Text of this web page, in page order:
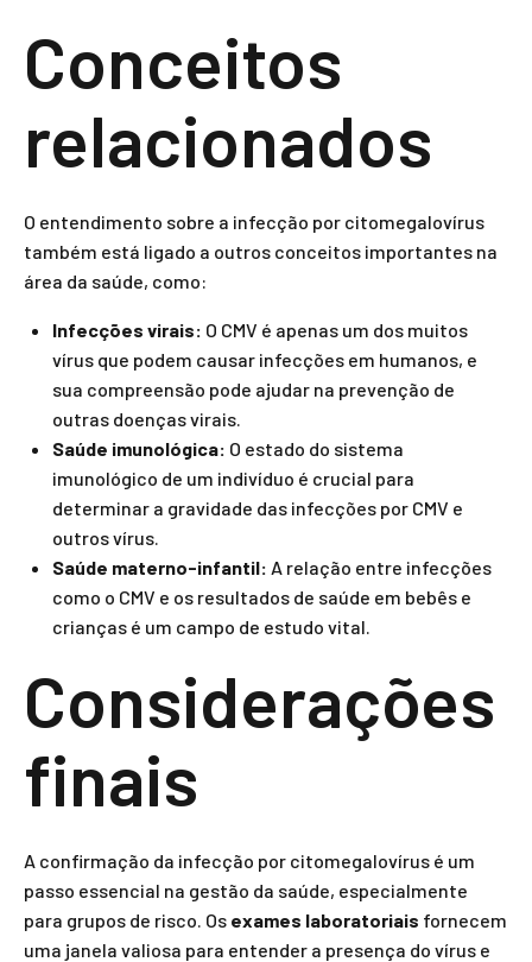
Conceitos
relacionados
O entendimento sobre a infecção por citomegalovírus
também está ligado a outros conceitos importantes na
área da saúde, como:
Infecções virais: O CMV é apenas um dos muitos
vírus que podem causar infecções em humanos, e
sua compreensão pode ajudar na prevenção de
outras doenças virais.
Saúde imunológica: O estado do sistema
imunológico de um indivíduo é crucial para
determinar a gravidade das infecções por CMV e
outros vírus.
Saúde materno-infantil: A relação entre infecções
como o CMV e os resultados de saúde em bebês e
crianças é um campo de estudo vital.
Considerações
finais
A confirmação da infecção por citomegalovírus é um
passo essencial na gestão da saúde, especialmente
para grupos de risco. Os exames laboratoriais fornecem
uma janela valiosa para entender a presença do vírus e